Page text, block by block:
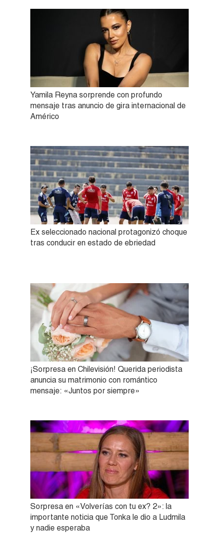
Yamila Reyna sorprende con profundo
mensaje tras anuncio de gira internacional de
Américo
Ex seleccionado nacional protagonizó choque
tras conducir en estado de ebriedad
¡Sorpresa en Chilevisión! Querida periodista
anuncia su matrimonio con romántico
mensaje: «Juntos por siempre»
Sorpresa en «Volverías con tu ex? 2»: la
importante noticia que Tonka le dio a Ludmila
y nadie esperaba